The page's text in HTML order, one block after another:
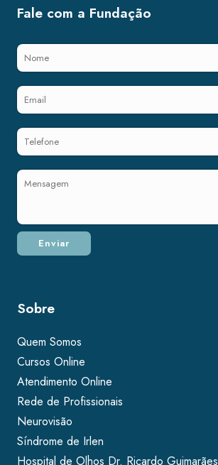
Fale com a Fundação
Sobre
Quem Somos
Cursos Online
Atendimento Online
Rede de Profissionais
Neurovisão
Síndrome de Irlen
Hospital de Olhos Dr. Ricardo Guimarães